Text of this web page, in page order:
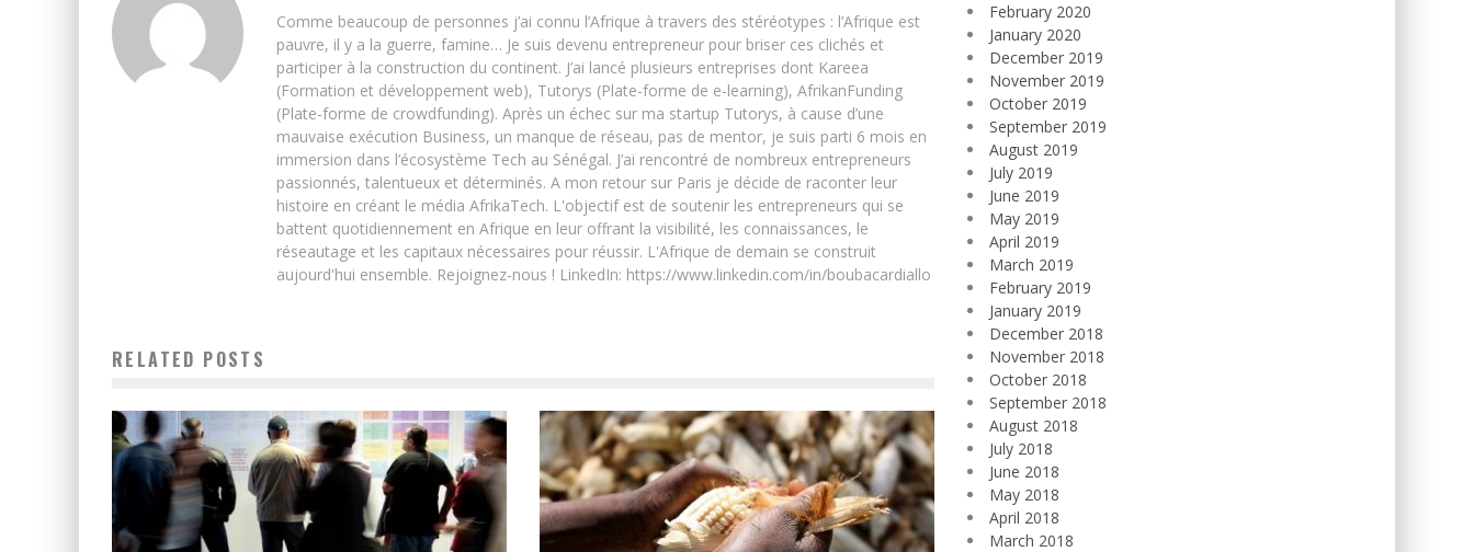
Comme beaucoup de personnes j’ai connu l’Afrique à travers des stéréotypes : l’Afrique est
pauvre, il y a la guerre, famine… Je suis devenu entrepreneur pour briser ces clichés et
participer à la construction du continent. J’ai lancé plusieurs entreprises dont Kareea
(Formation et développement web), Tutorys (Plate-forme de e-learning), AfrikanFunding
(Plate-forme de crowdfunding). Après un échec sur ma startup Tutorys, à cause d’une
mauvaise exécution Business, un manque de réseau, pas de mentor, je suis parti 6 mois en
immersion dans l’écosystème Tech au Sénégal. J’ai rencontré de nombreux entrepreneurs
passionnés, talentueux et déterminés. A mon retour sur Paris je décide de raconter leur
histoire en créant le média AfrikaTech. L'objectif est de soutenir les entrepreneurs qui se
battent quotidiennement en Afrique en leur offrant la visibilité, les connaissances, le
réseautage et les capitaux nécessaires pour réussir. L'Afrique de demain se construit
aujourd'hui ensemble. Rejoignez-nous ! LinkedIn: https://www.linkedin.com/in/boubacardiallo
RELATED POSTS
February 2020
January 2020
December 2019
November 2019
October 2019
September 2019
August 2019
July 2019
June 2019
May 2019
April 2019
March 2019
February 2019
January 2019
December 2018
November 2018
October 2018
September 2018
August 2018
July 2018
June 2018
May 2018
April 2018
March 2018